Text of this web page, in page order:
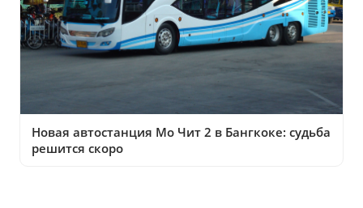
Новая автостанция Мо Чит 2 в Бангкоке: судьба
решится скоро